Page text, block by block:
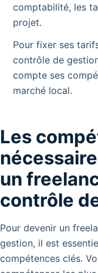
comptabilité, les
projet.
Pour fixer ses
contrôle de
compte ses
marché local.
Les
un
contrôle
Pour devenir un
gestion, il est
compétences clés.